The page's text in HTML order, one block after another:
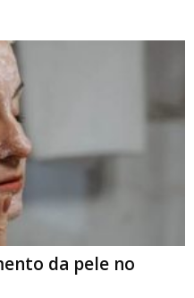
da pele no